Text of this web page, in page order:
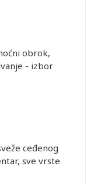
obrok,
- izbor
ceđenog
sve vrste